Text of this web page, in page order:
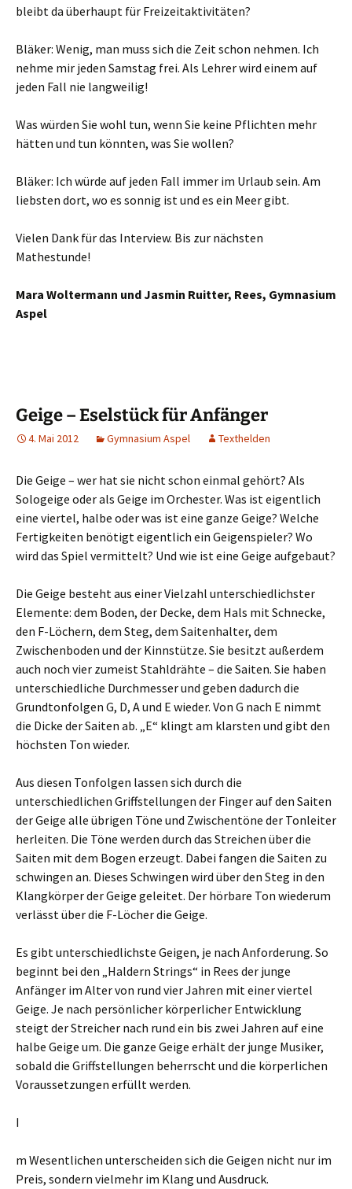
bleibt da überhaupt für Freizeitaktivitäten?
Bläker: Wenig, man muss sich die Zeit schon nehmen. Ich
nehme mir jeden Samstag frei. Als Lehrer wird einem auf
jeden Fall nie langweilig!
Was würden Sie wohl tun, wenn Sie keine Pflichten mehr
hätten und tun könnten, was Sie wollen?
Bläker: Ich würde auf jeden Fall immer im Urlaub sein. Am
liebsten dort, wo es sonnig ist und es ein Meer gibt.
Vielen Dank für das Interview. Bis zur nächsten
Mathestunde!
Mara Woltermann und Jasmin Ruitter, Rees, Gymnasium
Aspel
Geige – Eselstück für Anfänger
4. Mai 2012 Gymnasium Aspel Texthelden
Die Geige – wer hat sie nicht schon einmal gehört? Als
Sologeige oder als Geige im Orchester. Was ist eigentlich
eine viertel, halbe oder was ist eine ganze Geige? Welche
Fertigkeiten benötigt eigentlich ein Geigenspieler? Wo
wird das Spiel vermittelt? Und wie ist eine Geige aufgebaut?
Die Geige besteht aus einer Vielzahl unterschiedlichster
Elemente: dem Boden, der Decke, dem Hals mit Schnecke,
den F-Löchern, dem Steg, dem Saitenhalter, dem
Zwischenboden und der Kinnstütze. Sie besitzt außerdem
auch noch vier zumeist Stahldrähte – die Saiten. Sie haben
unterschiedliche Durchmesser und geben dadurch die
Grundtonfolgen G, D, A und E wieder. Von G nach E nimmt
die Dicke der Saiten ab. „E“ klingt am klarsten und gibt den
höchsten Ton wieder.
Aus diesen Tonfolgen lassen sich durch die
unterschiedlichen Griffstellungen der Finger auf den Saiten
der Geige alle übrigen Töne und Zwischentöne der Tonleiter
herleiten. Die Töne werden durch das Streichen über die
Saiten mit dem Bogen erzeugt. Dabei fangen die Saiten zu
schwingen an. Dieses Schwingen wird über den Steg in den
Klangkörper der Geige geleitet. Der hörbare Ton wiederum
verlässt über die F-Löcher die Geige.
Es gibt unterschiedlichste Geigen, je nach Anforderung. So
beginnt bei den „Haldern Strings“ in Rees der junge
Anfänger im Alter von rund vier Jahren mit einer viertel
Geige. Je nach persönlicher körperlicher Entwicklung
steigt der Streicher nach rund ein bis zwei Jahren auf eine
halbe Geige um. Die ganze Geige erhält der junge Musiker,
sobald die Griffstellungen beherrscht und die körperlichen
Voraussetzungen erfüllt werden.
I
m Wesentlichen unterscheiden sich die Geigen nicht nur im
Preis, sondern vielmehr im Klang und Ausdruck.